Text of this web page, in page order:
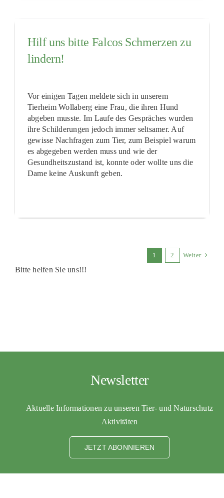
Hilf uns bitte Falcos Schmerzen zu
lindern!
Vor einigen Tagen meldete sich in unserem
Tierheim Wollaberg eine Frau, die ihren Hund
abgeben musste. Im Laufe des Gespräches wurden
ihre Schilderungen jedoch immer seltsamer. Auf
gewisse Nachfragen zum Tier, zum Beispiel warum
es abgegeben werden muss und wie der
Gesundheitszustand ist, konnte oder wollte uns die
Dame keine Auskunft geben.
1 2 Weiter
Bitte helfen Sie uns!!!
Newsletter
Aktuelle Informationen zu unseren Tier- und Naturschutz
Aktivitäten
JETZT ABONNIEREN